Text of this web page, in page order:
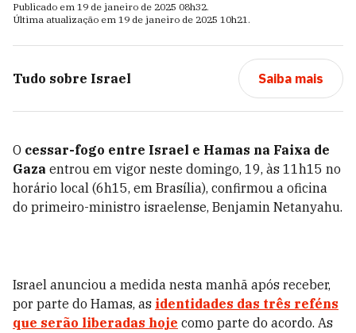
Publicado em 19 de janeiro de 2025 08h32.
Última atualização em 19 de janeiro de 2025 10h21.
Tudo sobre Israel Saiba mais
O cessar-fogo entre Israel e Hamas na Faixa de
Gaza entrou em vigor neste domingo, 19, às 11h15 no
horário local (6h15, em Brasília), confirmou a oficina
do primeiro-ministro israelense, Benjamin Netanyahu.
Israel anunciou a medida nesta manhã após receber,
por parte do Hamas, as identidades das três reféns
que serão liberadas hoje como parte do acordo. As